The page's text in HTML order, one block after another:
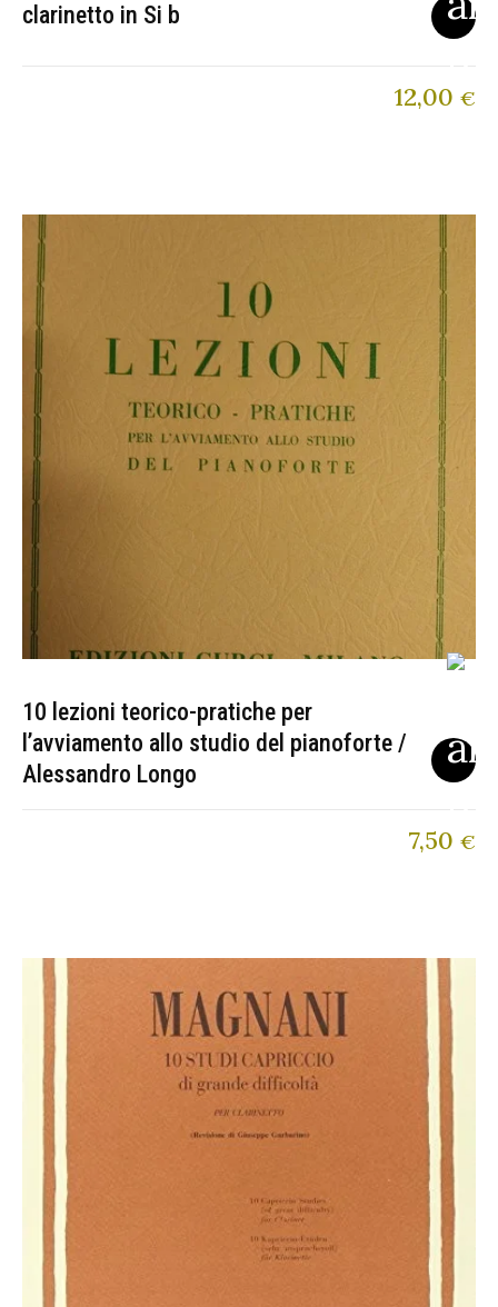
clarinetto in Si b
12,00 €
10 lezioni teorico-pratiche per
l’avviamento allo studio del pianoforte /
Alessandro Longo
7,50 €